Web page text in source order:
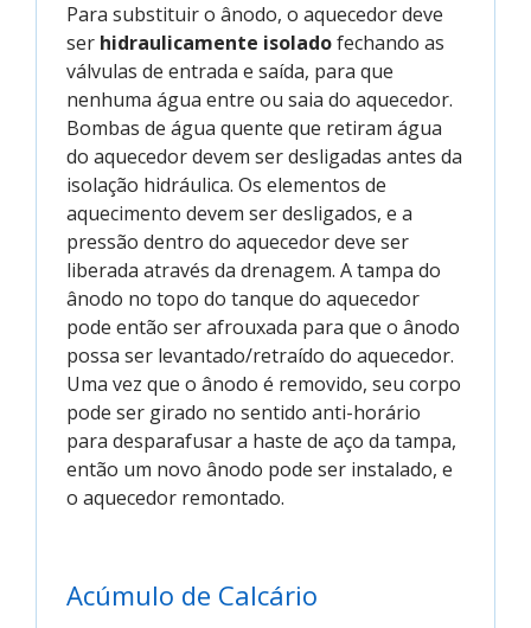
Para substituir o ânodo, o aquecedor deve
ser hidraulicamente isoladofechando as
válvulas de entrada e saída, para que
nenhuma água entre ou saia do aquecedor.
Bombas de água quente que retiram água
do aquecedor devem ser desligadas antes da
isolação hidráulica. Os elementos de
aquecimento devem ser desligados, e a
pressão dentro do aquecedor deve ser
liberada através da drenagem. A tampa do
ânodo no topo do tanque do aquecedor
pode então ser afrouxada para que o ânodo
possa ser levantado/retraído do aquecedor.
Uma vez que o ânodo é removido, seu corpo
pode ser girado no sentido anti-horário
para desparafusar a haste de aço da tampa,
então um novo ânodo pode ser instalado, e
o aquecedor remontado.
Acúmulo de Calcário